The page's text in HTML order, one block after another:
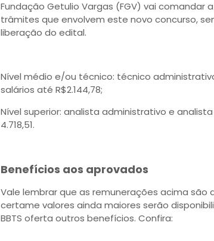
Fundação Getulio Vargas (FGV) vai comandar
trâmites que envolvem este novo concurso,
liberação do edital.
Nível médio e/ou técnico: técnico
salários até R$2.144,78;
Nível superior: analista administrativo e
4.718,51.
Benefícios aos aprovados
Vale lembrar que as remunerações acima são
certame valores ainda maiores serão
BBTS oferta outros benefícios. Confira: